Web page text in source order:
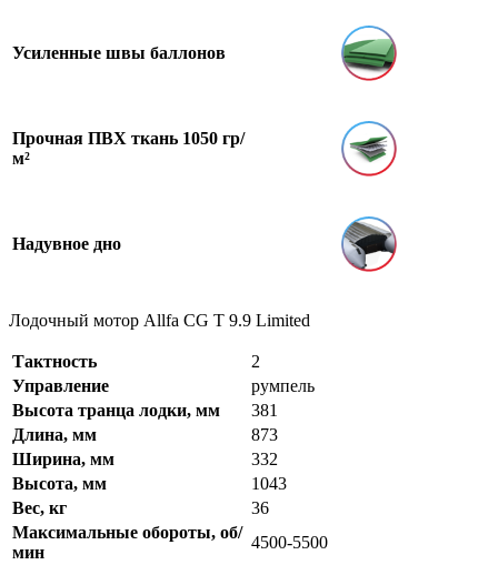
Усиленные швы баллонов
Прочная ПВХ ткань 1050 гр/
м²
Надувное дно
Лодочный мотор Allfa CG T 9.9 Limited
Тактность
2
Управление
румпель
Высота транца лодки, мм
381
Длина, мм
873
Ширина, мм
332
Высота, мм
1043
Вес, кг
36
Максимальные обороты, об/
мин
4500-5500